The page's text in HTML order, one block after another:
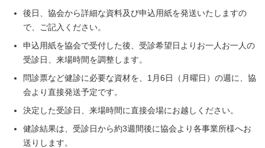
後日、協会から詳細な資料及び申込用紙を発送いたしますの
で、ご記入ください。
申込用紙を協会で受付した後、受診希望日よりお一人お一人の
受診日、来場時間を調整します。
問診票など健診に必要な資材を、1月6日（月曜日）の週に、協
会より直接発送予定です。
決定した受診日、来場時間に直接会場にお越しください。
健診結果は、受診日から約3週間後に協会より各事業所様へお
送りします。